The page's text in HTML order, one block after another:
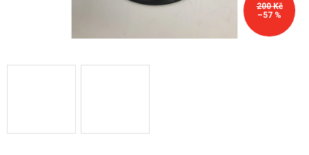
200 Kč
–57 %